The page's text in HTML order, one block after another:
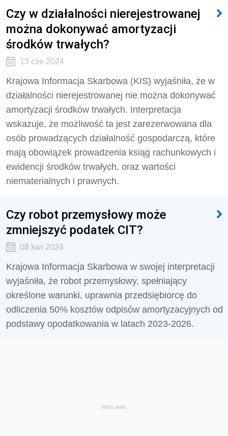
Czy w działalności nierejestrowanej
można dokonywać amortyzacji
środków trwałych?
13 cze 2024
Krajowa Informacja Skarbowa (KIS) wyjaśniła, że w
działalności nierejestrowanej nie można dokonywać
amortyzacji środków trwałych. Interpretacja
wskazuje, że możliwość ta jest zarezerwowana dla
osób prowadzących działalność gospodarczą, które
mają obowiązek prowadzenia ksiąg rachunkowych i
ewidencji środków trwałych, oraz wartości
niematerialnych i prawnych.
Czy robot przemysłowy może
zmniejszyć podatek CIT?
08 kwi 2024
Krajowa Informacja Skarbowa w swojej interpretacji
wyjaśniła, że robot przemysłowy, spełniający
określone warunki, uprawnia przedsiębiorcę do
odliczenia 50% kosztów odpisów amortyzacyjnych od
podstawy opodatkowania w latach 2023-2026.
REKLAMA